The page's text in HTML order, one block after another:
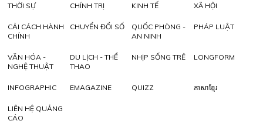
THỜI SỰ CHÍNH TRỊ KINH TẾ XÃ HỘI
CẢI CÁCH HÀNH
CHÍNH
CHUYỂN ĐỔI SỐ
QUỐC PHÒNG -
AN NINH
PHÁP LUẬT
VĂN HÓA -
NGHỆ THUẬT
DU LỊCH - THỂ
THAO
NHỊP SỐNG TRẺ LONGFORM
INFOGRAPHIC EMAGAZINE QUIZZ ភាសាខ្មែរ
LIÊN HỆ QUẢNG
CÁO